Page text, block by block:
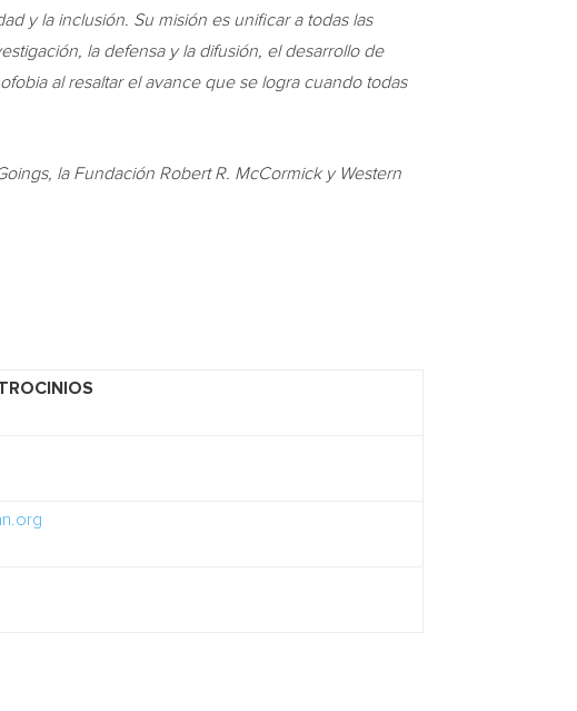
y la inclusión. Su misión es unificar a todas las
la defensa y la difusión, el desarrollo de
al resaltar el avance que se logra cuando todas
, la Fundación Robert R. McCormicky Western